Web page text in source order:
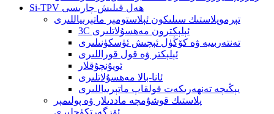
Si-TPV ھەل قىلىش چارىسى
تېرموپلاستىك سىلىكون ئېلاستومېر ماتېرىياللىرى
3C ئېلېكترون مەھسۇلاتلىرى
تەنتەربىيە ۋە كۆڭۈل ئېچىش ئۈسكۈنىلىرى
ئېلېكتر ۋە قول قوراللىرى
ئويۇنچۇقلار
ئانا-بالا مەھسۇلاتلىرى
يېڭىچە تەنھەرىكەت قولقاپ ماتېرىياللىرى
پلاستىك قوشۇمچە ماددىلار ۋە پولىمېر
ئۆزگەرتكۈچلىرى